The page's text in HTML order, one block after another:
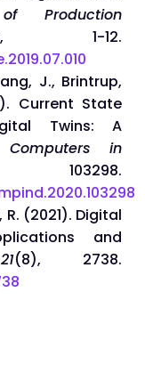
Production
, 1-12.
J., Brintrup,
Current State
Twins: A
Computers in
(2021). Digital
and
(8), 2738.